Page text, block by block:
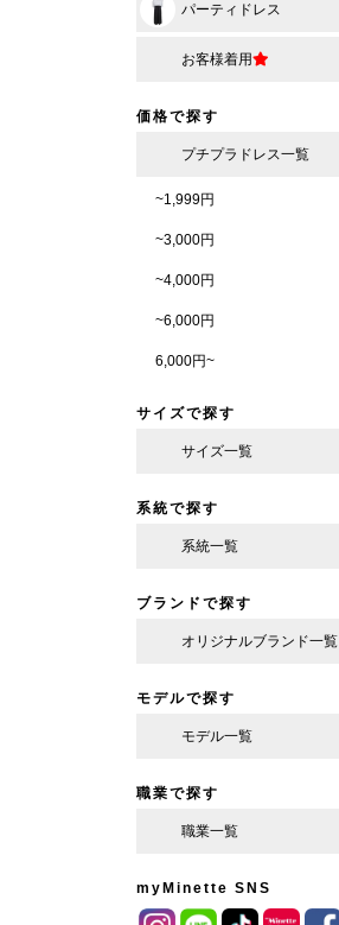
パーティドレス
お客様着用
価格で探す
プチプラドレス一覧
~1,999円
~3,000円
~4,000円
~6,000円
6,000円~
サイズで探す
サイズ一覧
系統で探す
系統一覧
ブランドで探す
オリジナルブランド一覧
モデルで探す
モデル一覧
職業で探す
職業一覧
myMinette SNS